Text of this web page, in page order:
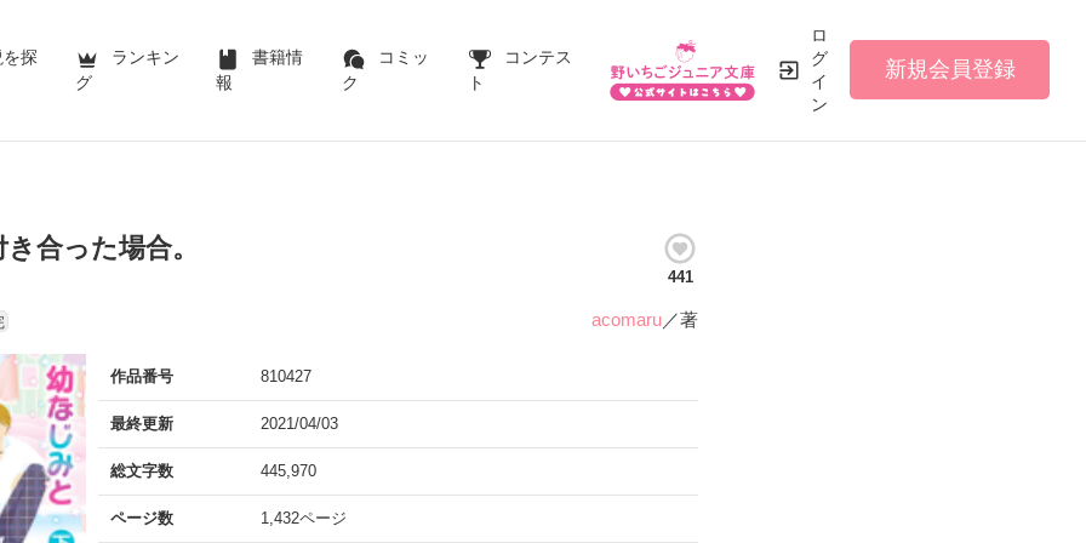
探
ランキン
グ
書籍情
報
コミッ
ク
コンテス
ト
ロ
グ
イ
ン
新規会員登録
合った場合。
441
acomaru／著
作品番号 810427
最終更新 2021/04/03
総文字数 445,970
ページ数 1,432ページ